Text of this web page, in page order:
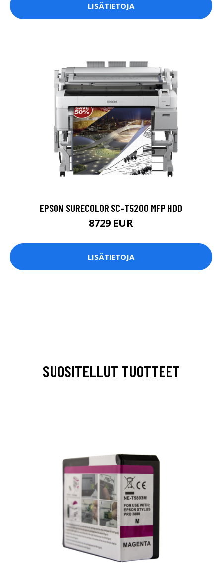
LISÄTIETOJA
EPSON SURECOLOR SC-T5200 MFP HDD
8729 EUR
LISÄTIETOJA
SUOSITELLUT TUOTTEET